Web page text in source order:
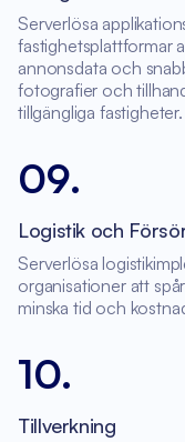
Serverlösa
fastighetsplattformar
annonsdata och
fotografier och
tillgängliga fastigheter.
09.
Logistik och
Serverlösa
organisationer att
minska tid och
10.
Tillverkning